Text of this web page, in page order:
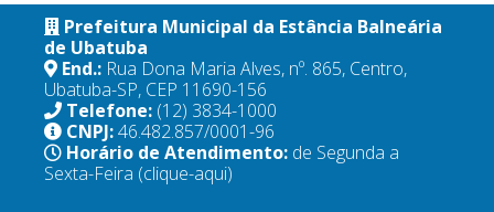
Prefeitura Municipal da Estância Balneária
de Ubatuba
End.: Rua Dona Maria Alves, nº. 865, Centro,
Ubatuba-SP, CEP 11690-156
Telefone: (12) 3834-1000
CNPJ:46.482.857/0001-96
Horário de Atendimento: de Segunda a
Sexta-Feira (clique-aqui)